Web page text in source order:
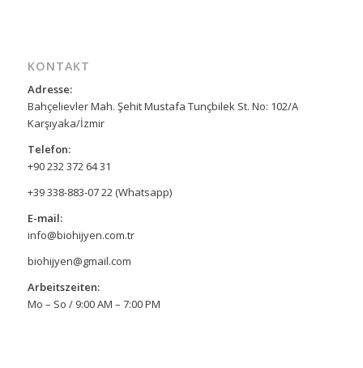
KONTAKT
Adresse:
Bahçelievler Mah. Şehit Mustafa Tunçbilek St. No: 102/A
Karşıyaka/İzmir
Telefon:
+90 232 372 64 31
+39 338-883-07 22 (Whatsapp)
E-mail:
info@biohijyen.com.tr
biohijyen@gmail.com
Arbeitszeiten:
Mo – So / 9:00 AM – 7:00 PM